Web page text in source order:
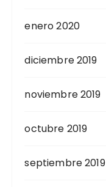
enero 2020
diciembre 2019
noviembre 2019
octubre 2019
septiembre 2019